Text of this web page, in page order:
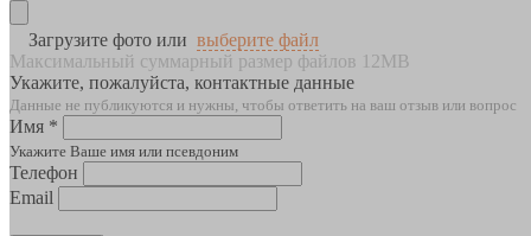
Загрузите фото или выберите файл
Максимальный суммарный размер файлов 12MB
Укажите, пожалуйста, контактные данные
Данные не публикуются и нужны, чтобы ответить на ваш отзыв или вопрос
Имя *
Укажите Ваше имя или псевдоним
Телефон
Email